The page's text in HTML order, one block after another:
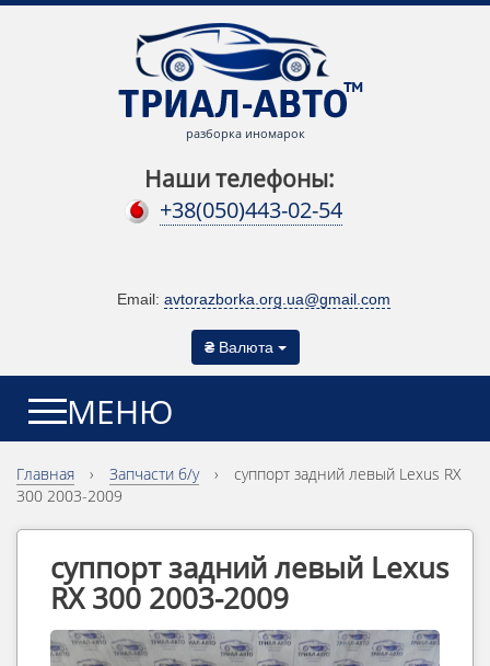
разборка иномарок
Наши телефоны:
+38(050)443-02-54
Email: avtorazborka.org.ua@gmail.com
₴ Валюта
МЕНЮ
Главная › Запчасти б/у ›
суппорт задний левый Lexus RX
300 2003-2009
суппорт задний левый Lexus
RX 300 2003-2009